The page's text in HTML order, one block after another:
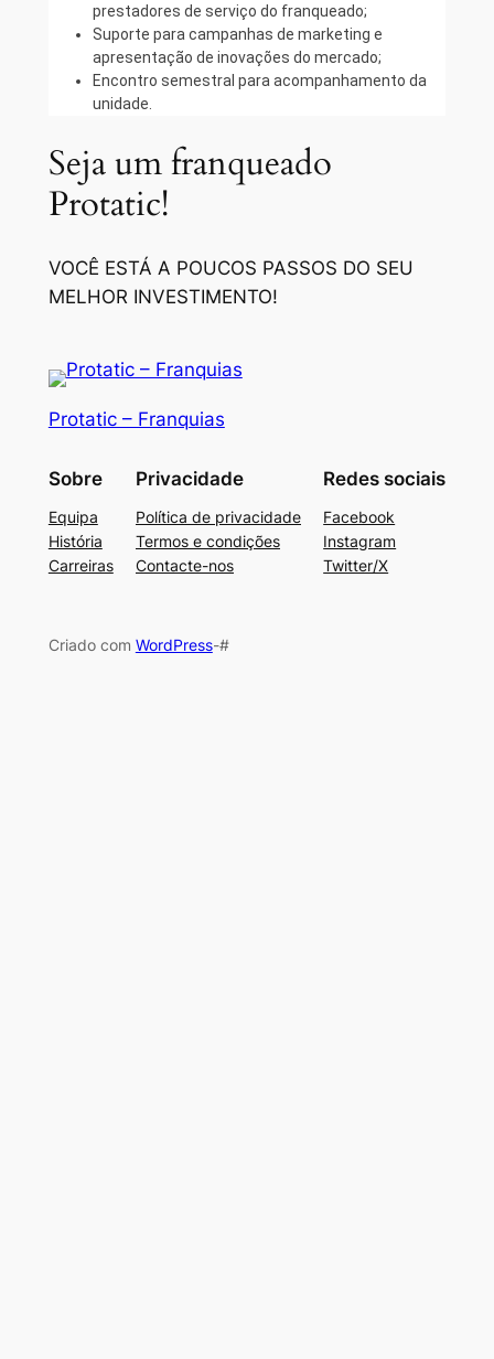
prestadores de serviço do franqueado;
Suporte para campanhas de marketing e
apresentação de inovações do mercado;
Encontro semestral para acompanhamento da
unidade.
Seja um franqueado
Protatic!
VOCÊ ESTÁ A POUCOS PASSOS DO SEU
MELHOR INVESTIMENTO!
Protatic – Franquias
Sobre
Equipa
História
Carreiras
Privacidade
Política de privacidade
Termos e condições
Contacte-nos
Redes sociais
Facebook
Instagram
Twitter/X
Criado com WordPress-#